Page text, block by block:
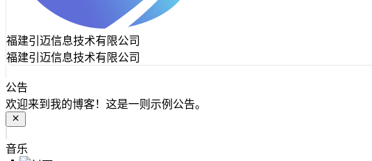
福建引迈信息技术有限公司
福建引迈信息技术有限公司
公告
欢迎来到我的博客！这是一则示例公告。
音乐